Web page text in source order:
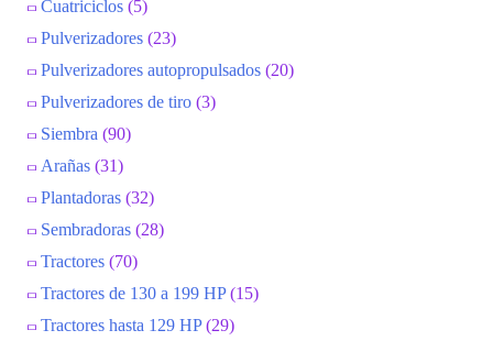
Cuatriciclos (5)
Pulverizadores (23)
Pulverizadores autopropulsados (20)
Pulverizadores de tiro (3)
Siembra (90)
Arañas (31)
Plantadoras (32)
Sembradoras (28)
Tractores (70)
Tractores de 130 a 199 HP (15)
Tractores hasta 129 HP (29)